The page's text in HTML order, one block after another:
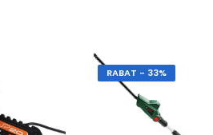
RABAT - 33%